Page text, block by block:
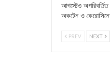
আগস্টেও
অকটেন ও
PREV NEXT